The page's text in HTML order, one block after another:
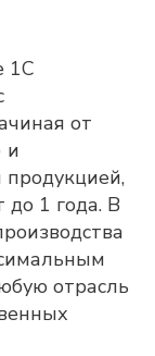
1С
от
и
продукцией,
до 1 года. В
отрасль